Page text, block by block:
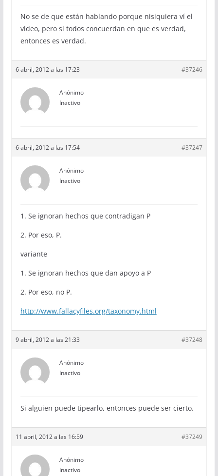
No se de que están hablando porque nisiquiera ví el
video, pero si todos concuerdan en que es verdad,
entonces es verdad.
6 abril, 2012 a las 17:23 #37246
Anónimo
Inactivo
6 abril, 2012 a las 17:54 #37247
Anónimo
Inactivo
1. Se ignoran hechos que contradigan P
2. Por eso, P.
variante
1. Se ignoran hechos que dan apoyo a P
2. Por eso, no P.
http://www.fallacyfiles.org/taxonomy.html
9 abril, 2012 a las 21:33 #37248
Anónimo
Inactivo
Si alguien puede tipearlo, entonces puede ser cierto.
11 abril, 2012 a las 16:59 #37249
Anónimo
Inactivo